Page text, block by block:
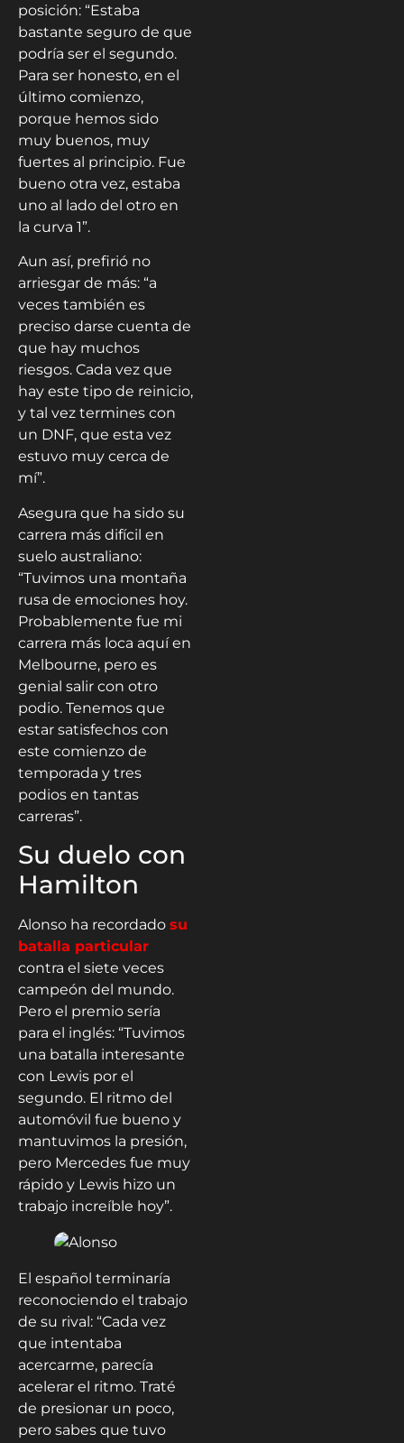
posición: “Estaba
bastante seguro de que
podría ser el segundo.
Para ser honesto, en el
último comienzo,
porque hemos sido
muy buenos, muy
fuertes al principio. Fue
bueno otra vez, estaba
uno al lado del otro en
la curva 1”.
Aun así, prefirió no
arriesgar de más: “a
veces también es
preciso darse cuenta de
que hay muchos
riesgos. Cada vez que
hay este tipo de reinicio,
y tal vez termines con
un DNF, que esta vez
estuvo muy cerca de
mí”.
Asegura que ha sido su
carrera más difícil en
suelo australiano:
“Tuvimos una montaña
rusa de emociones hoy.
Probablemente fue mi
carrera más loca aquí en
Melbourne, pero es
genial salir con otro
podio. Tenemos que
estar satisfechos con
este comienzo de
temporada y tres
podios en tantas
carreras”.
Su duelo con
Hamilton
Alonso ha recordado su
batalla particular
contra el siete veces
campeón del mundo.
Pero el premio sería
para el inglés: “Tuvimos
una batalla interesante
con Lewis por el
segundo. El ritmo del
automóvil fue bueno y
mantuvimos la presión,
pero Mercedes fue muy
rápido y Lewis hizo un
trabajo increíble hoy”.
El español terminaría
reconociendo el trabajo
de su rival: “Cada vez
que intentaba
acercarme, parecía
acelerar el ritmo. Traté
de presionar un poco,
pero sabes que tuvo